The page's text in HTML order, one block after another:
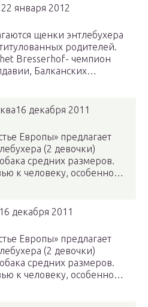
января 2012
щенки энтлебухера
родителей.
Bresserhof- чемпион
Балканских…
декабря 2011
Европы» предлагает
(2 девочки)
средних размеров.
к человеку, особенно…
декабря 2011
Европы» предлагает
(2 девочки)
средних размеров.
к человеку, особенно…